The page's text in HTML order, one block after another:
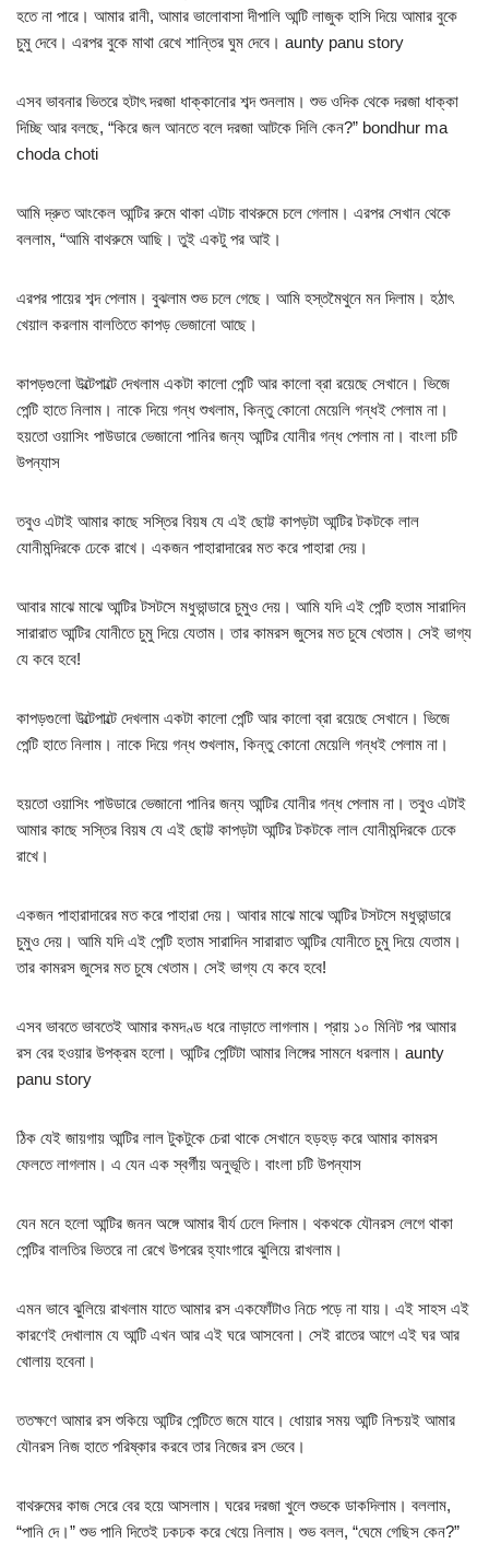
হতে না পারে। আমার রানী, আমার ভালোবাসা দীপালি আন্টি লাজুক হাসি দিয়ে আমার বুকে
চুমু দেবে। এরপর বুকে মাথা রেখে শান্তির ঘুম দেবে। aunty panu story
এসব ভাবনার ভিতরে হটাৎ দরজা ধাক্কানোর শব্দ শুনলাম। শুভ ওদিক থেকে দরজা ধাক্কা
দিচ্ছি আর বলছে, “কিরে জল আনতে বলে দরজা আটকে দিলি কেন?” bondhur ma
choda choti
আমি দ্রুত আংকেল আন্টির রুমে থাকা এটাচ বাথরুমে চলে গেলাম। এরপর সেখান থেকে
বললাম, “আমি বাথরুমে আছি। তুই একটু পর আই।
এরপর পায়ের শব্দ পেলাম। বুঝলাম শুভ চলে গেছে। আমি হস্তমৈথুনে মন দিলাম। হঠাৎ
খেয়াল করলাম বালতিতে কাপড় ভেজানো আছে।
কাপড়গুলো উল্টেপাল্টে দেখলাম একটা কালো পেন্টি আর কালো ব্রা রয়েছে সেখানে। ভিজে
পেন্টি হাতে নিলাম। নাকে দিয়ে গন্ধ শুখলাম, কিন্তু কোনো মেয়েলি গন্ধই পেলাম না।
হয়তো ওয়াসিং পাউডারে ভেজানো পানির জন্য আন্টির যোনীর গন্ধ পেলাম না। বাংলা চটি
উপন্যাস
তবুও এটাই আমার কাছে সস্তির বিয়ষ যে এই ছোট্ট কাপড়টা আন্টির টকটকে লাল
যোনীমন্দিরকে ঢেকে রাখে। একজন পাহারাদারের মত করে পাহারা দেয়।
আবার মাঝে মাঝে আন্টির টসটসে মধুভান্ডারে চুমুও দেয়। আমি যদি এই পেন্টি হতাম সারাদিন
সারারাত আন্টির যোনীতে চুমু দিয়ে যেতাম। তার কামরস জুসের মত চুষে খেতাম। সেই ভাগ্য
যে কবে হবে!
কাপড়গুলো উল্টেপাল্টে দেখলাম একটা কালো পেন্টি আর কালো ব্রা রয়েছে সেখানে। ভিজে
পেন্টি হাতে নিলাম। নাকে দিয়ে গন্ধ শুখলাম, কিন্তু কোনো মেয়েলি গন্ধই পেলাম না।
হয়তো ওয়াসিং পাউডারে ভেজানো পানির জন্য আন্টির যোনীর গন্ধ পেলাম না। তবুও এটাই
আমার কাছে সস্তির বিয়ষ যে এই ছোট্ট কাপড়টা আন্টির টকটকে লাল যোনীমন্দিরকে ঢেকে
রাখে।
একজন পাহারাদারের মত করে পাহারা দেয়। আবার মাঝে মাঝে আন্টির টসটসে মধুভান্ডারে
চুমুও দেয়। আমি যদি এই পেন্টি হতাম সারাদিন সারারাত আন্টির যোনীতে চুমু দিয়ে যেতাম।
তার কামরস জুসের মত চুষে খেতাম। সেই ভাগ্য যে কবে হবে!
এসব ভাবতে ভাবতেই আমার কমদণ্ড ধরে নাড়াতে লাগলাম। প্রায় ১০ মিনিট পর আমার
রস বের হওয়ার উপক্রম হলো। আন্টির পেন্টিটা আমার লিঙ্গের সামনে ধরলাম। aunty
panu story
ঠিক যেই জায়গায় আন্টির লাল টুকটুকে চেরা থাকে সেখানে হড়হড় করে আমার কামরস
ফেলতে লাগলাম। এ যেন এক স্বর্গীয় অনুভূতি। বাংলা চটি উপন্যাস
যেন মনে হলো আন্টির জনন অঙ্গে আমার বীর্য ঢেলে দিলাম। থকথকে যৌনরস লেগে থাকা
পেন্টির বালতির ভিতরে না রেখে উপরের হ্যাংগারে ঝুলিয়ে রাখলাম।
এমন ভাবে ঝুলিয়ে রাখলাম যাতে আমার রস একফোঁটাও নিচে পড়ে না যায়। এই সাহস এই
কারণেই দেখালাম যে আন্টি এখন আর এই ঘরে আসবেনা। সেই রাতের আগে এই ঘর আর
খোলায় হবেনা।
ততক্ষণে আমার রস শুকিয়ে আন্টির পেন্টিতে জমে যাবে। ধোয়ার সময় আন্টি নিশ্চয়ই আমার
যৌনরস নিজ হাতে পরিষ্কার করবে তার নিজের রস ভেবে।
বাথরুমের কাজ সেরে বের হয়ে আসলাম। ঘরের দরজা খুলে শুভকে ডাকদিলাম। বললাম,
“পানি দে।” শুভ পানি দিতেই ঢকঢক করে খেয়ে নিলাম। শুভ বলল, “ঘেমে গেছিস কেন?”